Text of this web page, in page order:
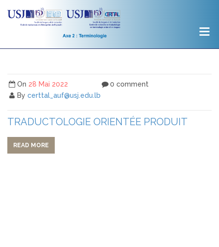
On 28 Mai 2022
By certtal_auf@usj.edu.lb
0 comment
TRADUCTOLOGIE ORIENTÉE PRODUIT
READ MORE